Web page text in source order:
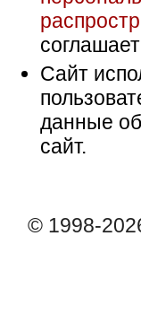
Сайт
данные
сайт.
© 1998-